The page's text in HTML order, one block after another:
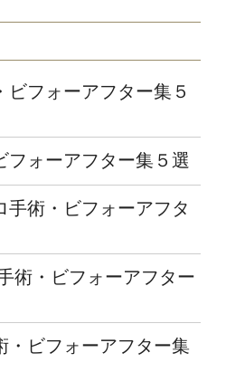
フォーアフター集５
フォーアフター集５選
手術・ビフォーアフタ
術・ビフォーアフター
・ビフォーアフター集